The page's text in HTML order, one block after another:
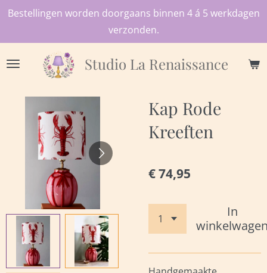
Ga
de
hoofdinhoud
Studio La Renaissance
Bestellingen worden doorgaans binnen 4 á 5 werkdagen
verzonden.
Kap Rode
Kreeften
€ 74,95
In